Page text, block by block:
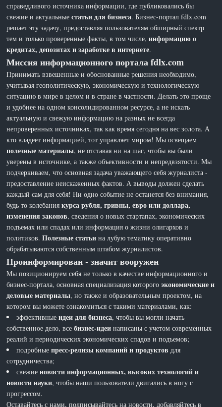
справедливого источника информации, где публиковались бы
свежие и актуальныестатьи для бизнеса. Бизнес-портал fdlx.com
решает эту задачу, предоставляя пользователям обширный спектр
тем и только проверенные факты, в том числе,информацию о
кредитах, депозитах и заработке в интернете.
Миссия информационного портала fdlx.com
Принимать взвешенные и обоснованные решения необходимо,
учитывая геополитическую, экономическую и технологическую
ситуацию в мире в целом и в стране в частности. Делать это проще
и удобнее на одном консолидированном ресурсе, а не искать
актуальную и свежую информацию на разных не всегда
непроверенных источниках, так как время сегодня на вес золота. А
кто владеет информацией, тот управляет миром! Мы освещаем
полезные материалы, не отставая ни на шаг, чтобы вы были
уверены в источнике, а также объективности и непредвзятости. Мы
подчеркиваем, что основная задача уважающего себя журналиста -
предоставление неискаженных фактов. А выводы должен сделать
каждый сам для себя! Ни одно событие не останется без внимания,
будь то колебаниякурса рубля, гривны, евро или доллара,
изменения законов, сведения о новых стартапах, экономических
подъемах или спадах или информация о жизни олигархов и
политиков.Полезные статьи на лубую тематику оперативно
обрабатываются собственным штабом журналистов.
Проинформирован - значит вооружен
Мы позиционируем себя не только в качестве информационного и
бизнес-портала, основная специализация которогоэкономические и
деловые материалы, но также и образовательным проектом, на
котором вы можете ознакомиться с такими материалами, как:
эффективныеидеи для бизнеса, чтобы вы могли начать
собственное дело, всебизнес-идеи написаны с учетом современных
реалий и периодических экономических спадов и подъемов;
подробныепресс-релизы компаний и продуктов для
сотрудничества;
свежиеновости информационных, высоких технологий и
новости науки, чтобы наши пользователи двигались в ногу с
прогрессом.
Оставайтесь с нами, подписывайтесь на новости, добавляйтесь в